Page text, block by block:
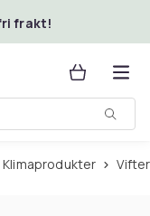
frakt!
Klimaprodukter Vifter